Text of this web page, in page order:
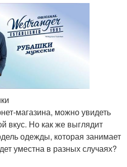
магазина, можно увидеть
вкус. Но как же выглядит
одежды, которая занимает
уместна в разных случаях?